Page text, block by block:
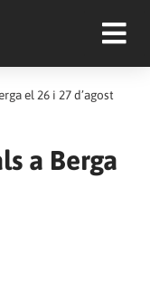
el 26 i 27 d’agost
a Berga